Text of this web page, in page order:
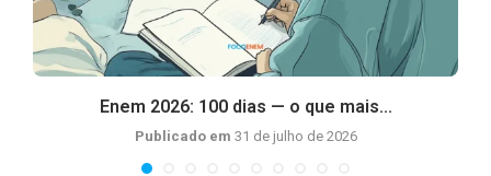
Enem 2026: 100 dias — o que mais...
Publicado em 31 de julho de 2026